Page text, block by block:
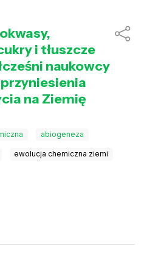
i tłuszcze
naukowcy
na Ziemię
abiogeneza
ewolucja chemiczna ziemi